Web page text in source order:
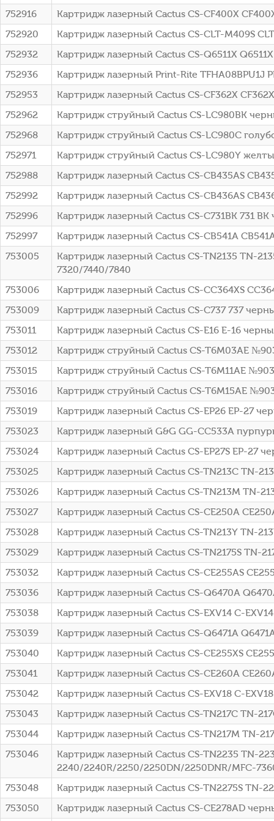
752916
Картридж лазерный Cactus CS-CF400X
752920
Картридж лазерный Cactus CS-CLT-M409S
752932
Картридж лазерный Cactus CS-Q6511X
752936
Картридж лазерный Print-Rite TFHA08BPU1J
752953
Картридж лазерный Cactus CS-CF362X
752962
Картридж струйный Cactus CS-LC980BK
752968
Картридж струйный Cactus CS-LC980C
752971
Картридж струйный Cactus CS-LC980Y
752988
Картридж лазерный Cactus CS-CB435AS
752992
Картридж лазерный Cactus CS-CB436AS
752996
Картридж лазерный Cactus CS-C731BK 731
752997
Картридж лазерный Cactus CS-CB541A
753005
Картридж лазерный Cactus CS-TN2135 TN-
7320/7440/7840
753006
Картридж лазерный Cactus CS-CC364XS
753009
Картридж лазерный Cactus CS-C737 737
753011
Картридж лазерный Cactus CS-E16 E-16
753012
Картридж струйный Cactus CS-T6M03AE
753015
Картридж струйный Cactus CS-T6M11AE
753016
Картридж струйный Cactus CS-T6M15AE
753019
Картридж лазерный Cactus CS-EP26 EP-27
753023
Картридж лазерный G&G GG-CC533A
753024
Картридж лазерный Cactus CS-EP27S EP-27
753025
Картридж лазерный Cactus CS-TN213C TN-
753026
Картридж лазерный Cactus CS-TN213M TN-
753027
Картридж лазерный Cactus CS-CE250A
753028
Картридж лазерный Cactus CS-TN213Y TN-
753029
Картридж лазерный Cactus CS-TN2175S TN-
753032
Картридж лазерный Cactus CS-CE255AS
753036
Картридж лазерный Cactus CS-Q6470A
753038
Картридж лазерный Cactus CS-EXV14 C-
753039
Картридж лазерный Cactus CS-Q6471A
753040
Картридж лазерный Cactus CS-CE255XS
753041
Картридж лазерный Cactus CS-CE260A
753042
Картридж лазерный Cactus CS-EXV18 C-
753043
Картридж лазерный Cactus CS-TN217C TN-
753044
Картридж лазерный Cactus CS-TN217M TN-
753046
Картридж лазерный Cactus CS-TN2235 TN-
2240/2240R/2250/2250DN/2250DNR/MFC-
753048
Картридж лазерный Cactus CS-TN2275S TN-
753050
Картридж лазерный Cactus CS-CE278AD